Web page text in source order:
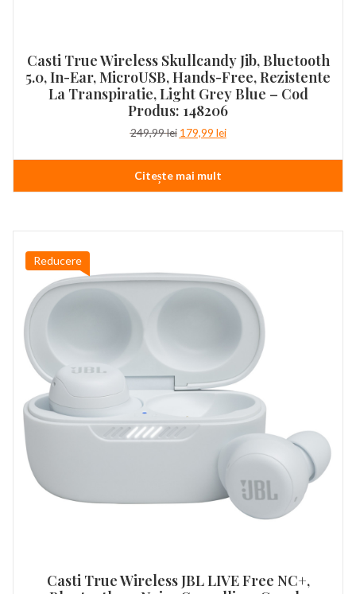
Casti True Wireless Skullcandy Jib, Bluetooth
5.0, In-Ear, MicroUSB, Hands-Free, Rezistente
La Transpiratie, Light Grey Blue – Cod
Produs: 148206
249,99lei Prețul
a
fost:
249,99 lei.
179,99 leiPrețul
este:
Citește mai mult
Reducere
Casti True Wireless JBL LIVE Free NC+,